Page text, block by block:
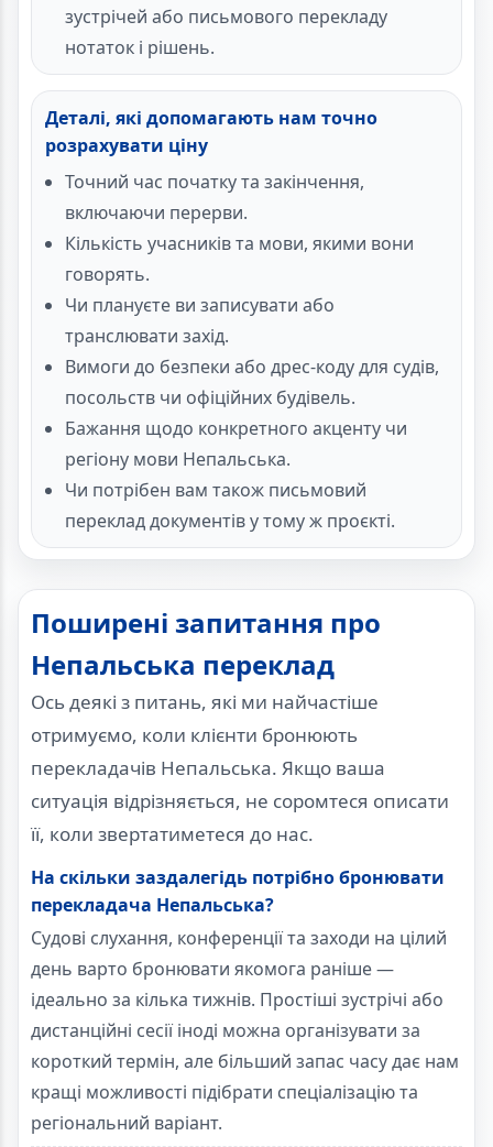
зустрічей або письмового перекладу
нотаток і рішень.
Деталі, які допомагають нам точно
розрахувати ціну
Точний час початку та закінчення,
включаючи перерви.
Кількість учасників та мови, якими вони
говорять.
Чи плануєте ви записувати або
транслювати захід.
Вимоги до безпеки або дрес-коду для судів,
посольств чи офіційних будівель.
Бажання щодо конкретного акценту чи
регіону мови Непальська.
Чи потрібен вам також письмовий
переклад документів у тому ж проєкті.
Поширені запитання про
Непальська переклад
Ось деякі з питань, які ми найчастіше
отримуємо, коли клієнти бронюють
перекладачів Непальська. Якщо ваша
ситуація відрізняється, не соромтеся описати
її, коли звертатиметеся до нас.
На скільки заздалегідь потрібно бронювати
перекладача Непальська?
Судові слухання, конференції та заходи на цілий
день варто бронювати якомога раніше —
ідеально за кілька тижнів. Простіші зустрічі або
дистанційні сесії іноді можна організувати за
короткий термін, але більший запас часу дає нам
кращі можливості підібрати спеціалізацію та
регіональний варіант.